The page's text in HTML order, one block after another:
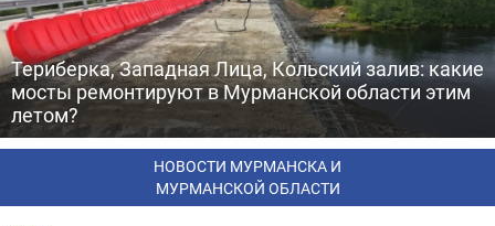
Териберка, Западная Лица, Кольский залив: какие
мосты ремонтируют в Мурманской области этим
летом?
НОВОСТИ МУРМАНСКА И
МУРМАНСКОЙ ОБЛАСТИ